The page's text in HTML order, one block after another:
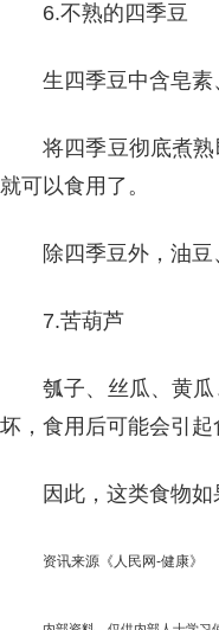
6.不熟的四季豆
生四季豆中含皂
将四季豆彻底煮
就可以食用了。
除四季豆外，油
7.苦葫芦
瓠子、丝瓜、黄
坏，食用后可能会引
因此，这类食物如
资讯来源《人民网-健康》